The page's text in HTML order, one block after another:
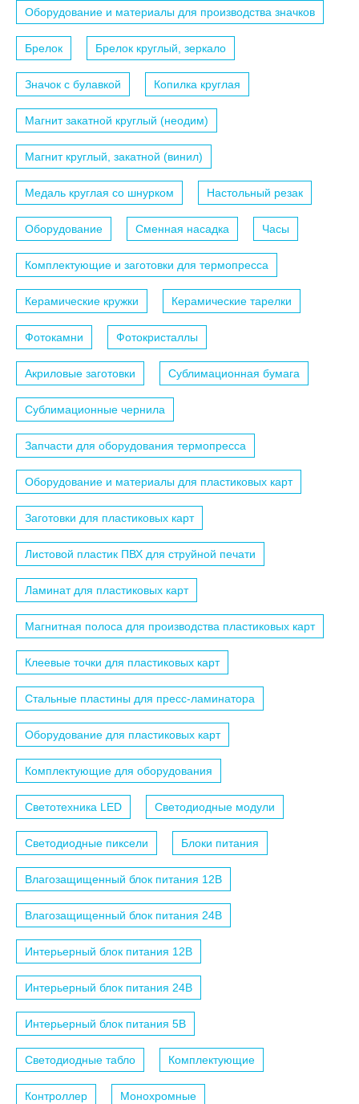
Оборудование и материалы для производства значков
Брелок Брелок круглый, зеркало
Значок с булавкой Копилка круглая
Магнит закатной круглый (неодим)
Магнит круглый, закатной (винил)
Медаль круглая со шнурком Настольный резак
Оборудование Сменная насадка Часы
Комплектующие и заготовки для термопресса
Керамические кружки Керамические тарелки
Фотокамни Фотокристаллы
Акриловые заготовки Сублимационная бумага
Сублимационные чернила
Запчасти для оборудования термопресса
Оборудование и материалы для пластиковых карт
Заготовки для пластиковых карт
Листовой пластик ПВХ для струйной печати
Ламинат для пластиковых карт
Магнитная полоса для производства пластиковых карт
Клеевые точки для пластиковых карт
Стальные пластины для пресс-ламинатора
Оборудование для пластиковых карт
Комплектующие для оборудования
Светотехника LED Светодиодные модули
Светодиодные пиксели Блоки питания
Влагозащищенный блок питания 12B
Влагозащищенный блок питания 24B
Интерьерный блок питания 12B
Интерьерный блок питания 24B
Интерьерный блок питания 5B
Светодиодные табло Комплектующие
Контроллер Монохромные